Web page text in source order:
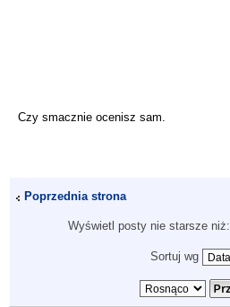
Czy smacznie ocenisz sam.
Poprzednia strona
Wyświetl posty nie starsze niż:
Sortuj wg